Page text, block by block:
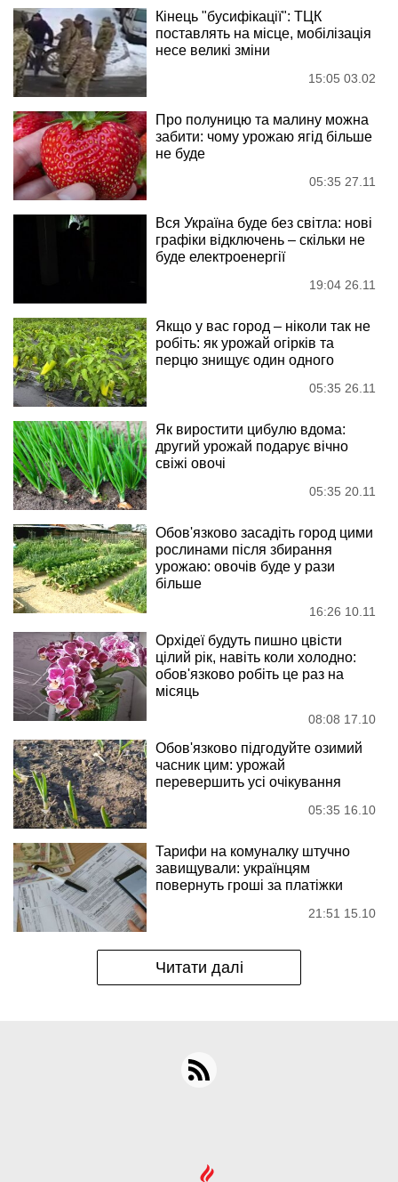
Кінець "бусифікації": ТЦК
поставлять на місце, мобілізація
несе великі зміни
15:05 03.02
Про полуницю та малину можна
забити: чому урожаю ягід більше
не буде
05:35 27.11
Вся Україна буде без світла: нові
графіки відключень – скільки не
буде електроенергії
19:04 26.11
Якщо у вас город – ніколи так не
робіть: як урожай огірків та
перцю знищує один одного
05:35 26.11
Як виростити цибулю вдома:
другий урожай подарує вічно
свіжі овочі
05:35 20.11
Обов'язково засадіть город цими
рослинами після збирання
урожаю: овочів буде у рази
більше
16:26 10.11
Орхідеї будуть пишно цвісти
цілий рік, навіть коли холодно:
обов'язково робіть це раз на
місяць
08:08 17.10
Обов'язково підгодуйте озимий
часник цим: урожай
перевершить усі очікування
05:35 16.10
Тарифи на комуналку штучно
завищували: українцям
повернуть гроші за платіжки
21:51 15.10
Читати далі